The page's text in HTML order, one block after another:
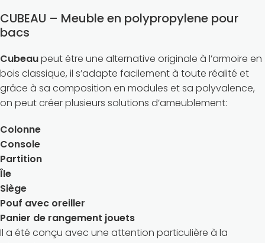
CUBEAU – Meuble en polypropylene pour
bacs
Cubeaupeut être une alternative originale à l’armoire en
bois classique, il s’adapte facilement à toute réalité et
grâce à sa composition en modules et sa polyvalence,
on peut créer plusieurs solutions d’ameublement:
Colonne
Console
Partition
Île
Siège
Pouf avec oreiller
Panier de rangement jouets
Il a été conçu avec une attention particulière à la